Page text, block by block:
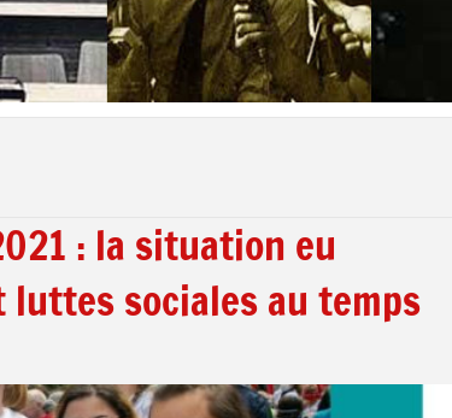
: la situation eu
sociales au temps